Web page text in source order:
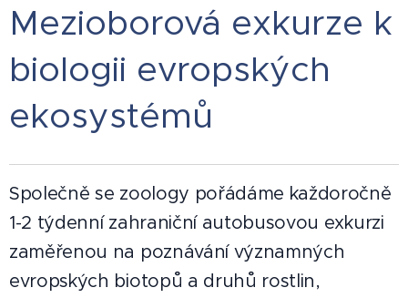
Mezioborová exkurze k
biologii evropských
ekosystémů
Společně se zoology pořádáme každoročně
1-2 týdenní zahraniční autobusovou exkurzi
zaměřenou na poznávání významných
evropských biotopů a druhů rostlin,